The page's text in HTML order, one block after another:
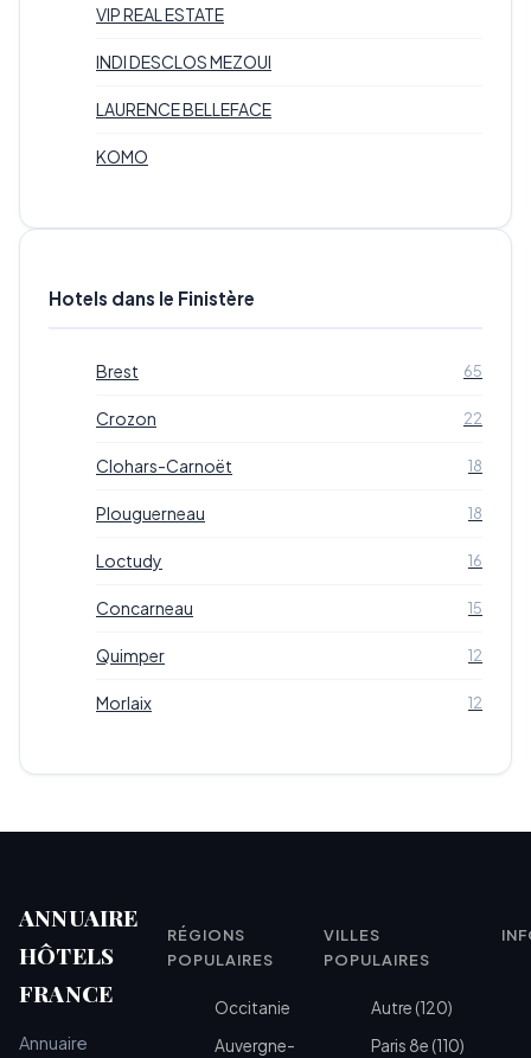
VIP REAL ESTATE
INDI DESCLOS MEZOUI
LAURENCE BELLEFACE
KOMO
Hotels dans le Finistère
Brest 65
Crozon 22
Clohars-Carnoët 18
Plouguerneau 18
Loctudy 16
Concarneau 15
Quimper 12
Morlaix 12
ANNUAIRE
HÔTELS
FRANCE
Annuaire
RÉGIONS
POPULAIRES
Occitanie
Auvergne-
VILLES
POPULAIRES
Autre (120)
Paris 8e (110)